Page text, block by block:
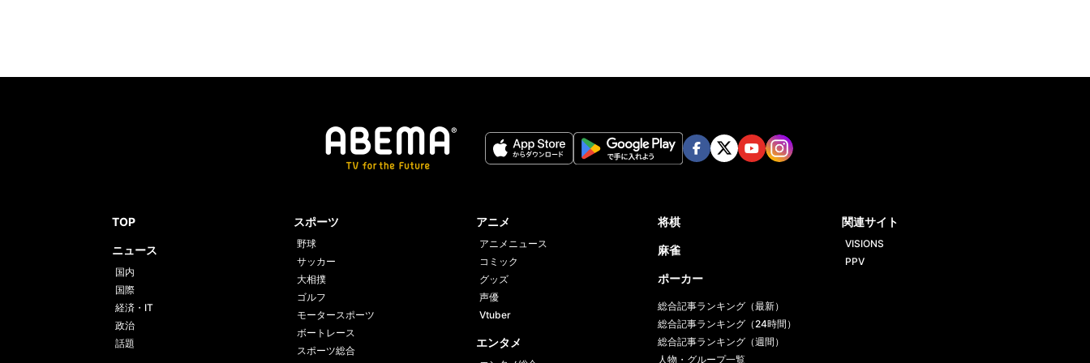
TOP
ニュース
国内
国際
経済・IT
政治
話題
スポーツ
野球
サッカー
大相撲
ゴルフ
モータースポーツ
ボートレース
スポーツ総合
アニメ
アニメニュース
コミック
グッズ
声優
Vtuber
エンタメ
将棋
麻雀
ポーカー
総合記事ランキング（最新）
総合記事ランキング（24時間）
総合記事ランキング（週間）
人物・グループ一覧
関連サイト
VISIONS
PPV